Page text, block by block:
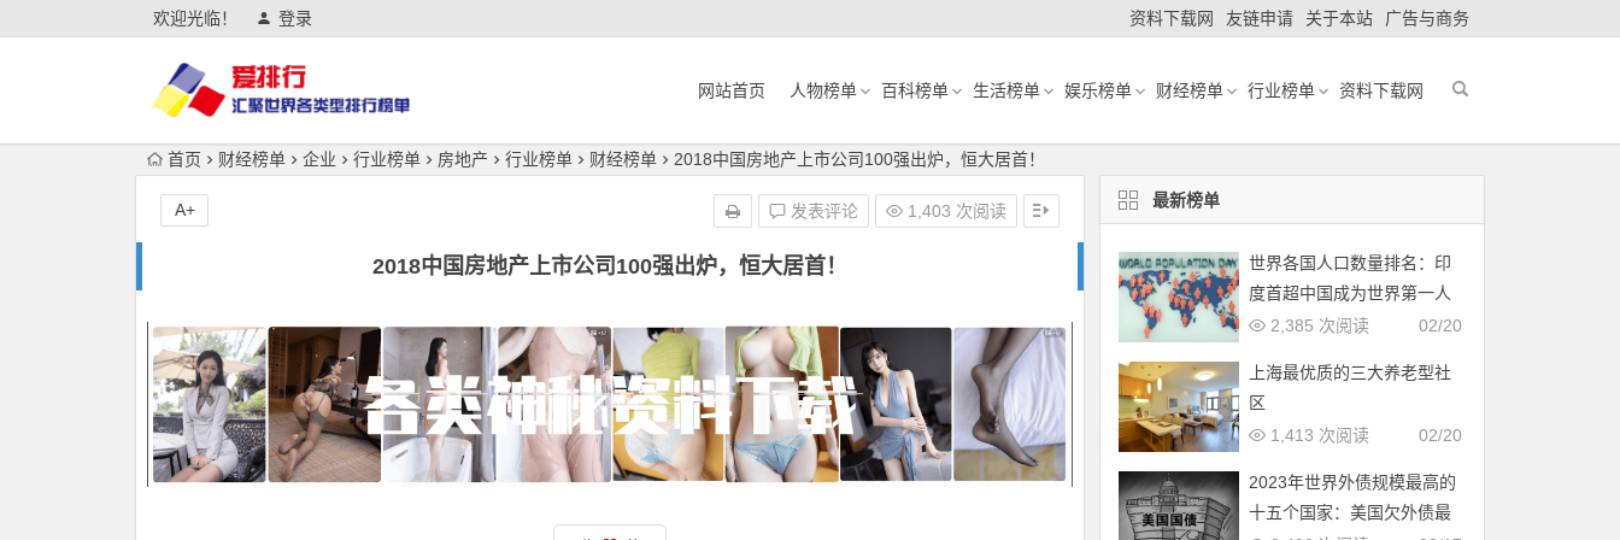
欢迎光临！ 登录 资料下载网 友链申请 关于本站 广告与商务
网站首页 人物榜单 百科榜单 生活榜单 娱乐榜单 财经榜单 行业榜单 资料下载网
首页 财经榜单 企业 行业榜单 房地产 行业榜单 财经榜单 2018中国房地产上市公司100强出炉，恒大居首！
2018中国房地产上市公司100强出炉，恒大居首！
发表评论 1,403 次阅读
A+ 最新榜单
世界各国人口数量排名：印
度首超中国成为世界第一人
口大国
02/20
2,385 次阅读
上海最优质的三大养老型社
区
02/20
1,413 次阅读
2023年世界外债规模最高的
十五个国家：美国欠外债最